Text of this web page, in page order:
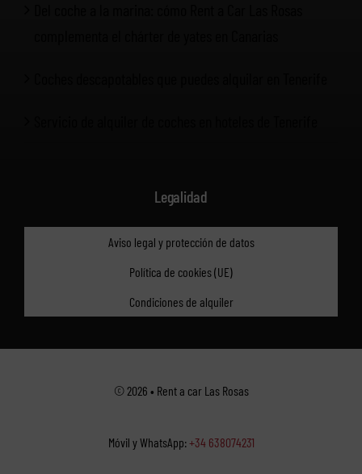
Legalidad
Aviso legal y protección de datos
Política de cookies (UE)
Condiciones de alquiler
© 2026 • Rent a car Las Rosas
Móvil y WhatsApp:+34 638074231